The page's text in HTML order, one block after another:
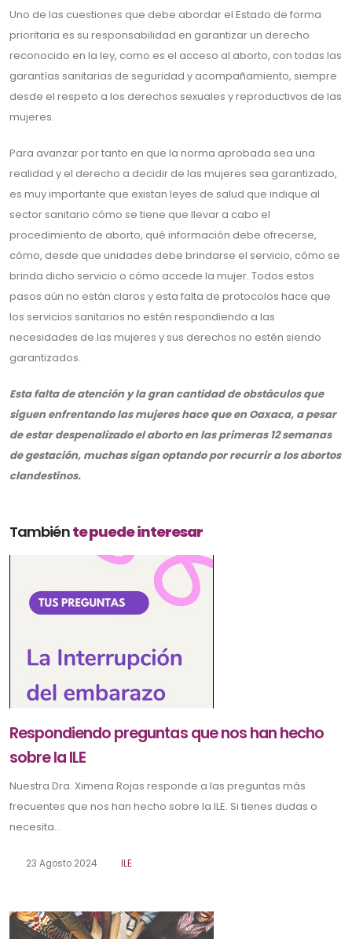
Uno de las cuestiones que debe abordar el Estado de forma
prioritaria es su responsabilidad en garantizar un derecho
reconocido en la ley, como es el acceso al aborto, con todas las
garantías sanitarias de seguridad y acompañamiento, siempre
desde el respeto a los derechos sexuales y reproductivos de las
mujeres.
Para avanzar por tanto en que la norma aprobada sea una
realidad y el derecho a decidir de las mujeres sea garantizado,
es muy importante que existan leyes de salud que indique al
sector sanitario cómo se tiene que llevar a cabo el
procedimiento de aborto, qué información debe ofrecerse,
cómo, desde que unidades debe brindarse el servicio, cómo se
brinda dicho servicio o cómo accede la mujer. Todos estos
pasos aún no están claros y esta falta de protocolos hace que
los servicios sanitarios no estén respondiendo a las
necesidades de las mujeres y sus derechos no estén siendo
garantizados.
Esta falta de atención y la gran cantidad de obstáculos que
siguen enfrentando las mujeres hace que en Oaxaca, a pesar
de estar despenalizado el aborto en las primeras 12 semanas
de gestación, muchas sigan optando por recurrir a los abortos
clandestinos.
Tambiénte puede interesar
Respondiendo preguntas que nos han hecho
sobre la ILE
Nuestra Dra. Ximena Rojas responde a las preguntas más
frecuentes que nos han hecho sobre la ILE. Si tienes dudas o
necesita...
23 Agosto 2024 ILE